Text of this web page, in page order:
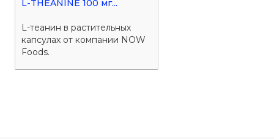
L-THEANINE 100 мг...
L-теанин в растительных
капсулах от компании NOW
Foods.